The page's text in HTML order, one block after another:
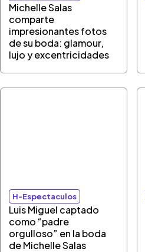
Michelle Salas
comparte
impresionantes fotos
de su boda: glamour,
lujo y excentricidades
H-Espectaculos
Luis Miguel captado
como “padre
orgulloso” en la boda
de Michelle Salas